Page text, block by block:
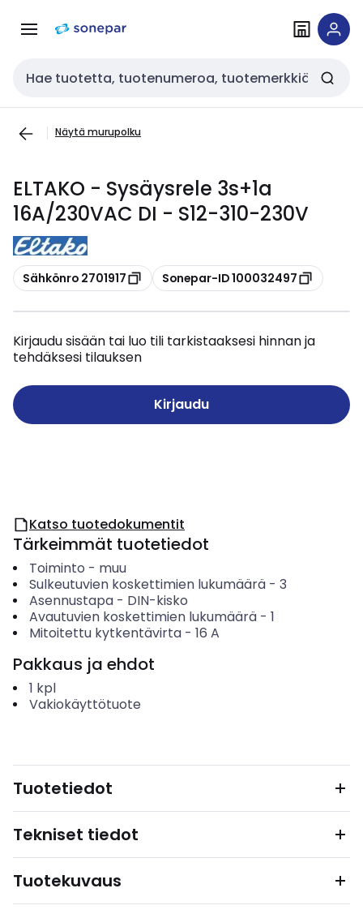
navigointiinsisältöön
Haku
Näytä murupolku
ELTAKO - Sysäysrele 3s+1a
16A/230VAC DI - S12-310-230V
Kopioi
Sähkönro 2701917 Kopioi
Sonepar-ID 100032497
Kirjaudu sisään tai luo tili tarkistaaksesi hinnan ja
tehdäksesi tilauksen
Kirjaudu
Katso tuotedokumentit
Tärkeimmät tuotetiedot
Toiminto - muu
Sulkeutuvien koskettimien lukumäärä- 3
Asennustapa- DIN-kisko
Avautuvien koskettimien lukumäärä- 1
Mitoitettu kytkentävirta- 16 A
Pakkaus ja ehdot
1 kpl
Vakiokäyttötuote
Tuotetiedot
Tekniset tiedot
Tuotekuvaus